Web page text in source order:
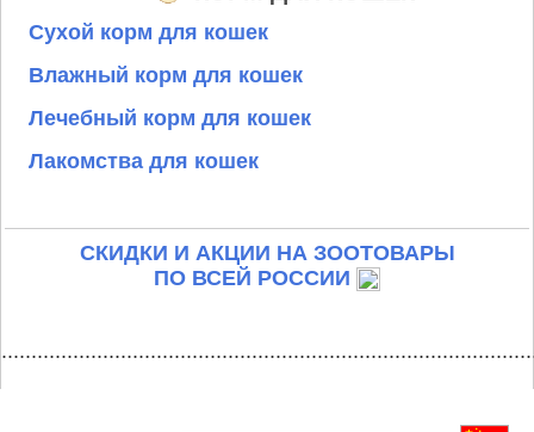
Сухой корм для кошек
Влажный корм для кошек
Лечебный корм для кошек
Лакомства для кошек
СКИДКИ И АКЦИИ НА ЗООТОВАРЫ
ПО ВСЕЙ РОССИИ